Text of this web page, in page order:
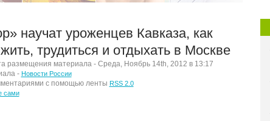
научат уроженцев Кавказа, как
трудиться и отдыхать в Москве
размещения материала - Среда, Ноябрь 14th, 2012 в 13:17
- Новости России
с помощью ленты RSS 2.0
сами